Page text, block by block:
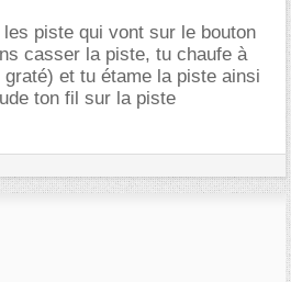
piste qui vont sur le bouton
casser la piste, tu chaufe à
et tu étame la piste ainsi
ton fil sur la piste